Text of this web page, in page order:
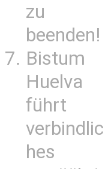
zu
beenden!
Bistum
Huelva
führt
verbindlic
hes